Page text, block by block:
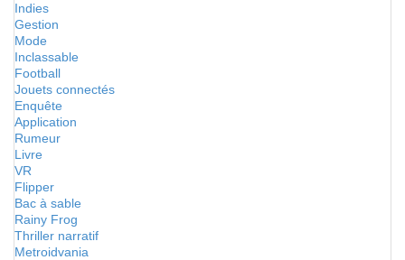
Indies
Gestion
Mode
Inclassable
Football
Jouets connectés
Enquête
Application
Rumeur
Livre
VR
Flipper
Bac à sable
Rainy Frog
Thriller narratif
Metroidvania